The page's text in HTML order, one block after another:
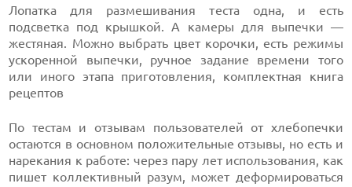
Лопатка для размешивания теста одна, и есть
подсветка под крышкой. А камеры для выпечки —
жестяная. Можно выбрать цвет корочки, есть режимы
ускоренной выпечки, ручное задание времени того
или иного этапа приготовления, комплектная книга
рецептов
По тестам и отзывам пользователей от хлебопечки
остаются в основном положительные отзывы, но есть и
нарекания к работе: через пару лет использования, как
пишет коллективный разум, может деформироваться